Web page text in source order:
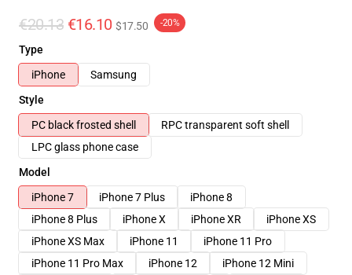
€20.13 €16.10 $17.50 -20%
Type
iPhone
Samsung
Style
PC black frosted shell
RPC transparent soft shell
LPC glass phone case
Model
iPhone 7
iPhone 7 Plus
iPhone 8
iPhone 8 Plus
iPhone X iPhone XR
iPhone XS
iPhone XS Max
iPhone 11
iPhone 11 Pro
iPhone 11 Pro Max
iPhone 12
iPhone 12 Mini